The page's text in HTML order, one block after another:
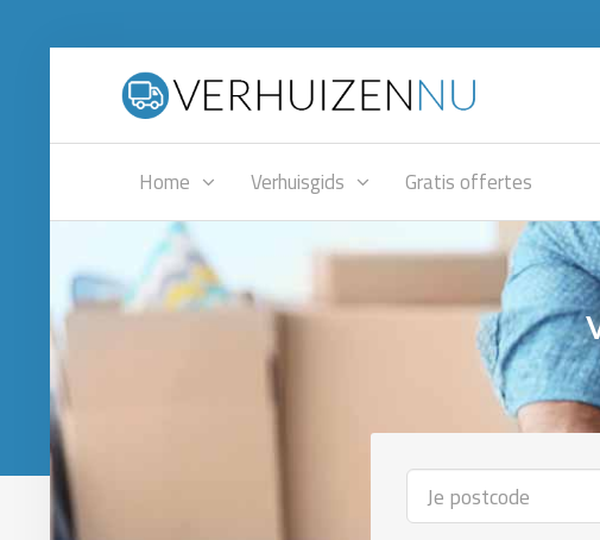
Home Verhuisgids Gratis offertes